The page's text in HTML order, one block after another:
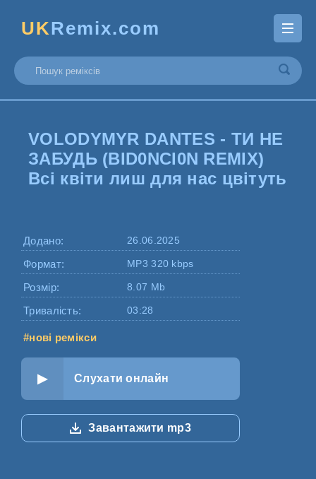
UKRemix.com
VOLODYMYR DANTES - ТИ НЕ
ЗАБУДЬ (BID0NCI0N REMIX)
Всі квіти лиш для нас цвітуть
Додано: 26.06.2025
Формат: MP3 320 kbps
Розмір: 8.07 Mb
Тривалість: 03:28
#нові ремікси
Слухати онлайн
Завантажити mp3